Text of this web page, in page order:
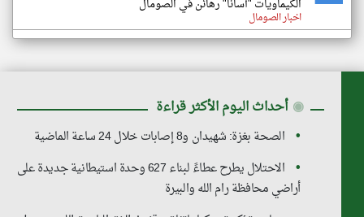
الكيماويات "أسانا" رهائن في الصومال
اخبار الصومال
◉ أحداث اليوم الأكثر قراءة
الصحة بغزة: شهيدان و8 إصابات خلال 24 ساعة الماضية
الاحتلال يطرح عطاءً لبناء 627 وحدة استيطانية جديدة على
أراضي محافظة رام الله والبيرة